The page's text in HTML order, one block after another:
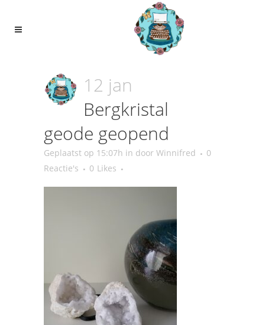
12 jan
Bergkristal
geode geopend
Geplaatst op 15:07h in door Winnifred
0
Reactie's
0 Likes